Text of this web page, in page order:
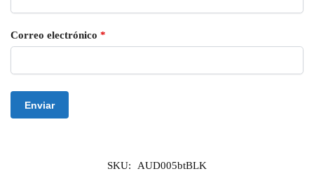
Correo electrónico *
SKU: AUD005btBLK